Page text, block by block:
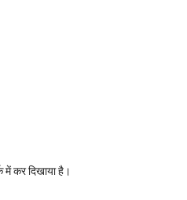
में कर दिखाया है।